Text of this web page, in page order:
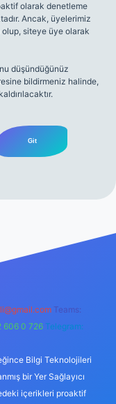
olarak denetleme
Ancak, üyelerimiz
olup, siteye üye olarak
düşündüğünüz
bildirmeniz halinde,
Teams:
606 0 726 Telegram:
Bilgi Teknolojileri
bir Yer Sağlayıcı
içerikleri proaktif